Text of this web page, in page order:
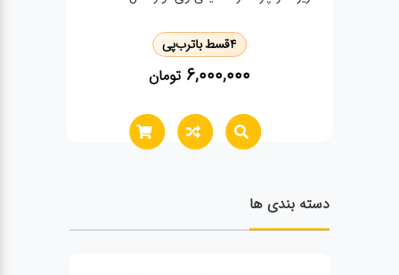
4قسط باترب‌پی
1,020,000
دسته بندی ها